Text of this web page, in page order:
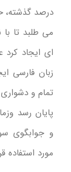
درصد گذشته،
می طلبد تا با
ای ایجاد
زبان فارسی
تمام و
پایان رسد
و جوابگوی
مورد استفاده